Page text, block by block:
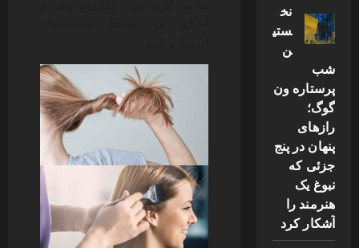
نخ
ستی
ن
شب
پرستاره ون
گوگ؛
رازهای
پنهان در پنج
جزئی که
نبوغ یک
هنرمند را
آشکار کرد